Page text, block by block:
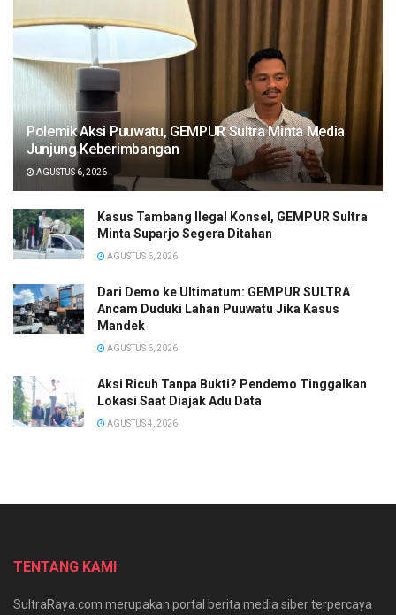
Polemik Aksi Puuwatu, GEMPUR Sultra Minta Media
Junjung Keberimbangan
AGUSTUS 6, 2026
Kasus Tambang Ilegal Konsel, GEMPUR Sultra
Minta Suparjo Segera Ditahan
AGUSTUS 6, 2026
Dari Demo ke Ultimatum: GEMPUR SULTRA
Ancam Duduki Lahan Puuwatu Jika Kasus
Mandek
AGUSTUS 6, 2026
Aksi Ricuh Tanpa Bukti? Pendemo Tinggalkan
Lokasi Saat Diajak Adu Data
AGUSTUS 4, 2026
TENTANG KAMI
SultraRaya.com merupakan portal berita media siber terpercaya